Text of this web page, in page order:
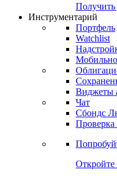
Получить
Инструментарий
Портфель
Watchlist
Виджеты
Чат
Сбондс
Проверка
Откройте